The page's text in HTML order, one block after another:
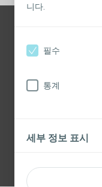
니다.
필수
통계
세부 정보 표시
KR_CE@coloplast.com